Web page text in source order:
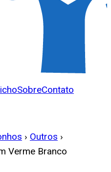
SobreContato
› Outros ›
Verme Branco